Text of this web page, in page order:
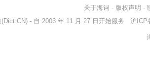
关于海词 - 版权声明 -
(Dict.CN) - 自 2003 年 11 月 27 日开始服务 沪ICP